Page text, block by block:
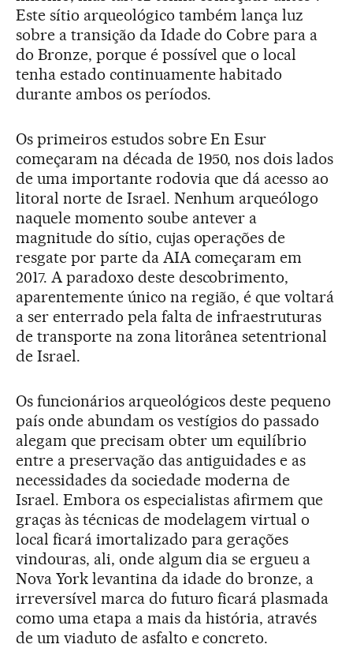
Este sítio arqueológico também lança luz
sobre a transição da Idade do Cobre para a
do Bronze, porque é possível que o local
tenha estado continuamente habitado
durante ambos os períodos.
Os primeiros estudos sobre En Esur
começaram na década de 1950, nos dois lados
de uma importante rodovia que dá acesso ao
litoral norte de Israel. Nenhum arqueólogo
naquele momento soube antever a
magnitude do sítio, cujas operações de
resgate por parte da AIA começaram em
2017. A paradoxo deste descobrimento,
aparentemente único na região, é que voltará
a ser enterrado pela falta de infraestruturas
de transporte na zona litorânea setentrional
de Israel.
Os funcionários arqueológicos deste pequeno
país onde abundam os vestígios do passado
alegam que precisam obter um equilíbrio
entre a preservação das antiguidades e as
necessidades da sociedade moderna de
Israel. Embora os especialistas afirmem que
graças às técnicas de modelagem virtual o
local ficará imortalizado para gerações
vindouras, ali, onde algum dia se ergueu a
Nova York levantina da idade do bronze, a
irreversível marca do futuro ficará plasmada
como uma etapa a mais da história, através
de um viaduto de asfalto e concreto.